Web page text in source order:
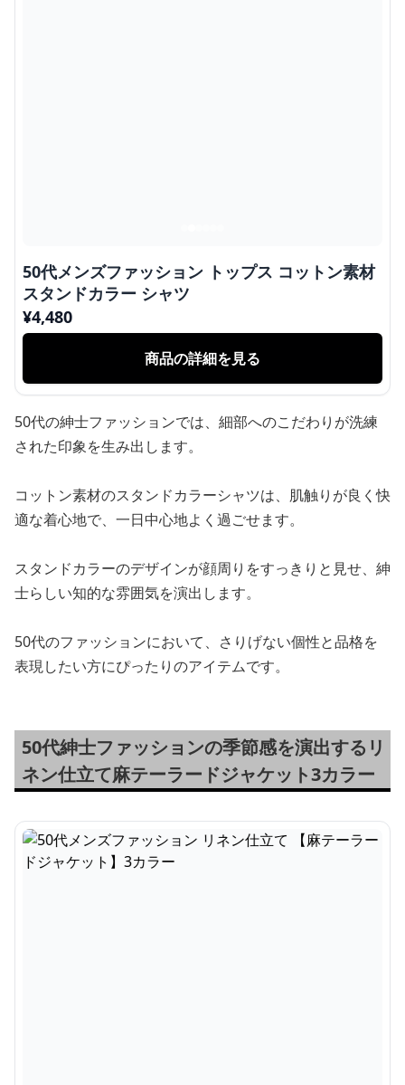
50代メンズファッション トップス コットン素材
スタンドカラー シャツ
¥4,480
商品の詳細を見る
50代の紳士ファッションでは、細部へのこだわりが洗練
された印象を生み出します。
コットン素材のスタンドカラーシャツは、肌触りが良く快
適な着心地で、一日中心地よく過ごせます。
スタンドカラーのデザインが顔周りをすっきりと見せ、紳
士らしい知的な雰囲気を演出します。
50代のファッションにおいて、さりげない個性と品格を
表現したい方にぴったりのアイテムです。
50代紳士ファッションの季節感を演出するリ
ネン仕立て麻テーラードジャケット3カラー